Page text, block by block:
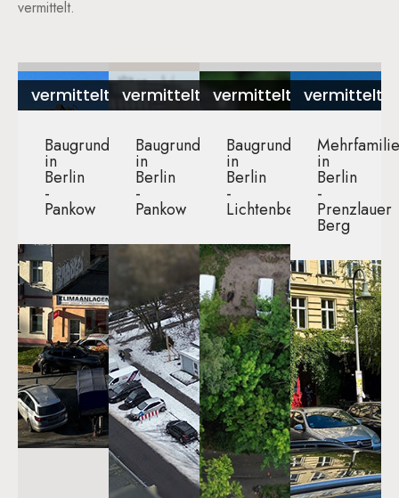
vermittelt.
vermittelt
Baugrundstück
in
Berlin
-
Pankow
vermittelt
Baugrundstück
in
Berlin
-
Pankow​
vermittelt
Baugrundstück
in
Berlin
-
Lichtenberg​
vermittelt
in
Berlin
-
Prenzlauer
Berg​